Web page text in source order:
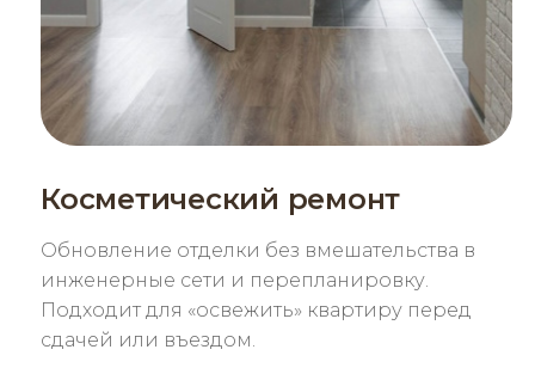
Косметический ремонт
Обновление отделки без вмешательства в
инженерные сети и перепланировку.
Подходит для «освежить» квартиру перед
сдачей или въездом.